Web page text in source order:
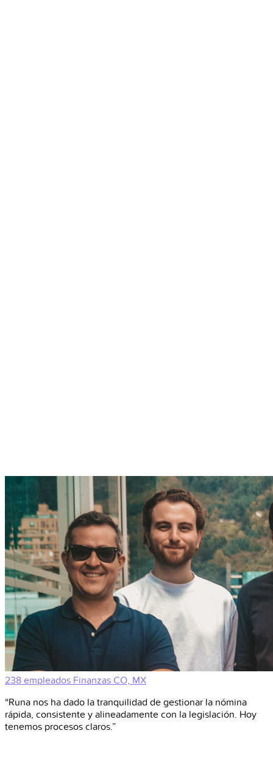
238 empleados Finanzas CO, MX
“Runa nos ha dado la tranquilidad de gestionar la nómina
rápida, consistente y alineadamente con la legislación. Hoy
tenemos procesos claros.”